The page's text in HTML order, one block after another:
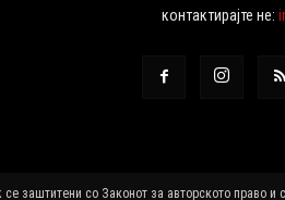
контактирајте не:
заштитени со Законот за авторското право